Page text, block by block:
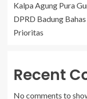
Kalpa Agung Pura
DPRD Badung
Prioritas
Recent
No comments to